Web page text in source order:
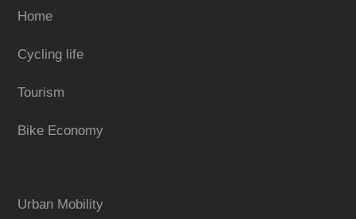
Home
Cycling life
Tourism
Bike Economy
Urban Mobility